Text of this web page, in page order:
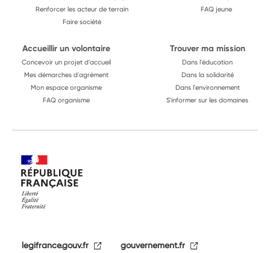
Renforcer les acteur de terrain
Faire société
FAQ jeune
Accueillir un volontaire
Concevoir un projet d'accueil
Mes démarches d'agrément
Mon espace organisme
FAQ organisme
Trouver ma mission
Dans l'éducation
Dans la solidarité
Dans l'environnement
S'informer sur les domaines
legifrance.gouv.fr gouvernement.fr